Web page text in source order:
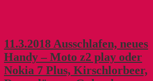
11.3.2018 Ausschlafen, neues
Handy – Moto z2 play oder
Nokia 7 Plus, Kirschlorbeer,